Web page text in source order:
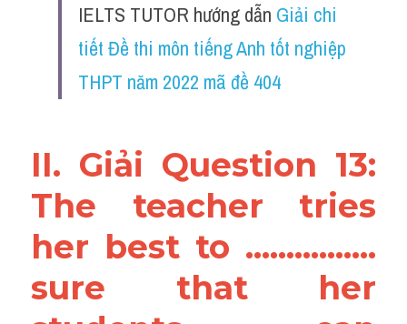
IELTS TUTOR hướng dẫn Giải chi
tiết Đề thi môn tiếng Anh tốt nghiệp
THPT năm 2022 mã đề 404
II. Giải Question 13:
The teacher tries
her best to ................
sure that her